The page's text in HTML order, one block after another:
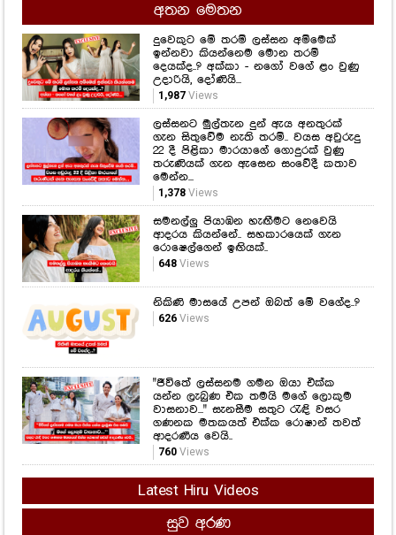
අතන මෙතන
දුවෙකුට මේ තරම් ලස්සන අම්මෙක්
ඉන්නවා කියන්නෙම මොන තරම්
දෙයක්ද..? අක්කා - නගෝ වගේ ළං වුණු
උදාරියි, දෝණියි...
1,987Views
ලස්සනට මුල්තැන දුන් ඇය අනතුරක්
ගැන සිතුවේම නැති තරම්.. වයස අවුරුදු
22 දී පිළිකා මාරයාගේ ගොදුරක් වුණු
තරුණියක් ගැන ඇසෙන සංවේදී කතාව
මෙන්න...
1,378Views
සමනල්ලු පියාඹන හැඟීමට නෙවෙයි
ආදරය කියන්නේ.. සහකාරයෙක් ගැන
රොෂෙල්ගෙන් ඉඟියක්..
648Views
නිකිණි මාසයේ උපන් ඔබත් මේ වගේද..?
626Views
"ජීවිතේ ලස්සනම ගමන ඔයා එක්ක
යන්න ලැබුණ එක තමයි මගේ ලොකුම
වාසනාව..." සැනසීම සතුට රැඳි වසර
ගණනක මතකයත් එක්ක රොෂාන් තවත්
ආදරණීය වෙයි..
760Views
Latest Hiru Videos
සුව අරණ